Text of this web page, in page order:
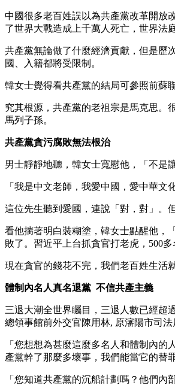
中國很多老百姓誤以為共產黨改革開放
了世界大戰造成上千萬人死亡，世界法
共產黨無論做了什麼經濟貢獻，但是歷
國、入籍都將受限制。
韓女士覺得看共產黨的結局可參照前蘇
究其根源，共產黨的老祖宗是馬克思。
馬列子孫。
共產黨貪污腐敗無法根治
男士靜靜地聽，韓女士寬慰他，「不是
「我是中文老師，我愛中國，愛中華
這位先生聽到愛國，連說「對，對」。
看他揣著明白裝糊塗，韓女士點醒他，
敗了。習近平上台抓貪官打老虎，500
現在貪官的錢花不完，我們老百姓生活
體制內名人真名退黨 不信共產主義
三退大潮全世界矚目，三退人數已經超
總領事館前外交官陳用林, 原瀋陽市司
「您想想為甚麼這麼多名人和體制內
產黨幹了那麼多壞事，我們能當它的替
「您知道共產黨的沉船計劃嗎？他們